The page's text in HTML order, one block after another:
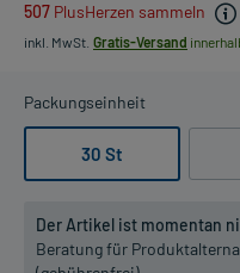
507 PlusHerzen sammeln
inkl. MwSt. Gratis-Versand
Packungseinheit
30 St
Der Artikel ist momentan
Beratung für